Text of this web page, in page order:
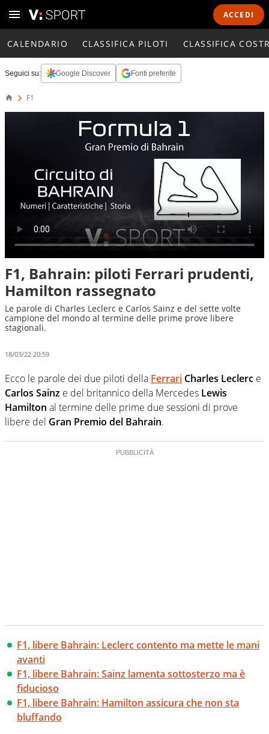
ACCEDI
CALENDARIO CLASSIFICA PILOTI CLASSIFICA
Seguici su: Google Discover Fonti preferite
F1
F1, Bahrain: piloti Ferrari prudenti,
Hamilton rassegnato
Le parole di Charles Leclerc e Carlos Sainz e del sette volte
campione del mondo al termine delle prime prove libere
stagionali.
18/03/22 20:59
Ecco le parole dei due piloti della Ferrari Charles Leclerc e
Carlos Sainz e del britannico della Mercedes Lewis
Hamilton al termine delle prime due sessioni di prove
libere del Gran Premio del Bahrain.
F1, libere Bahrain: Leclerc contento ma mette le mani
avanti
F1, libere Bahrain: Sainz lamenta sottosterzo ma è
fiducioso
F1, libere Bahrain: Hamilton assicura che non sta
bluffando